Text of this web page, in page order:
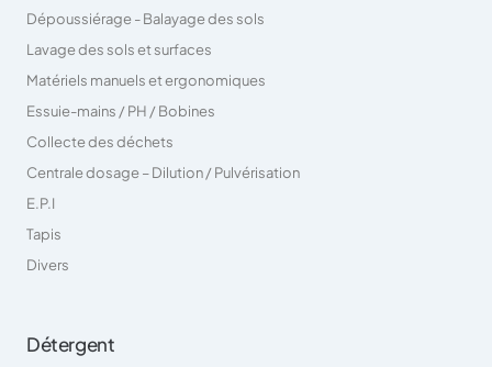
Dépoussiérage - Balayage des sols
Lavage des sols et surfaces
Matériels manuels et ergonomiques
Essuie-mains / PH / Bobines
Collecte des déchets
Centrale dosage – Dilution / Pulvérisation
E.P.I
Tapis
Divers
Détergent